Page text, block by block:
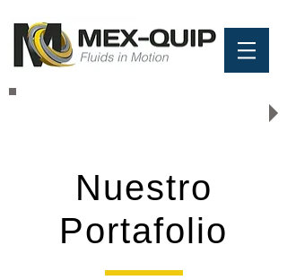
Nuestro
Portafolio